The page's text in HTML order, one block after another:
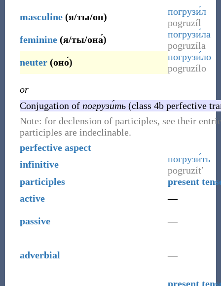
masculine(я/ты/он)
погрузи́л
pogruzíl
feminine(я/ты/она́)
погрузи́ла
pogruzíla
neuter(оно́)
погрузи́ло
pogruzílo
or
Conjugation of погрузи́ть(class 4b perfective
Note: for declension of participles, see their
participles are indeclinable.
perfective aspect
infinitive
погрузи́ть
pogruzítʹ
participles
present
active
—
passive —
adverbial —
present